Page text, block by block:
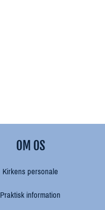
OM OS
Kirkens personale
Praktisk information